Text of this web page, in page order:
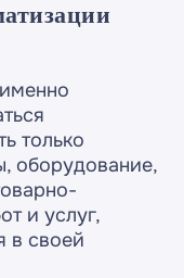
только
оборудование,
и услуг,
в своей